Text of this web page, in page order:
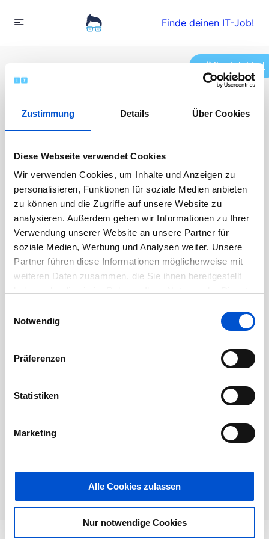
Zustimmung Details Über Cookies
Diese Webseite verwendet Cookies
Wir verwenden Cookies, um Inhalte und Anzeigen zu
personalisieren, Funktionen für soziale Medien anbieten
zu können und die Zugriffe auf unsere Website zu
analysieren. Außerdem geben wir Informationen zu Ihrer
Verwendung unserer Website an unsere Partner für
soziale Medien, Werbung und Analysen weiter. Unsere
Partner führen diese Informationen möglicherweise mit
weiteren Daten zusammen, die Sie ihnen bereitgestellt
Notwendig
Präferenzen
Statistiken
Marketing
Alle Cookies zulassen
Nur notwendige Cookies
Finde deinen IT-Job!
Startseite Jobs IT Netzwerkspezialist (w/m/d)
IT Netzwerkspezialist
Vollzeit
Veröffentlicht vor 1 Jahr
50000 - 80000 EUR / Jahr
Die Bewerbungen sind abgeschlossen
Ihr Job hier!
Dieses Jobangebot ist abgelaufen.